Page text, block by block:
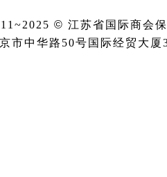
© 江苏省国际商会
市中华路50号国际经贸大